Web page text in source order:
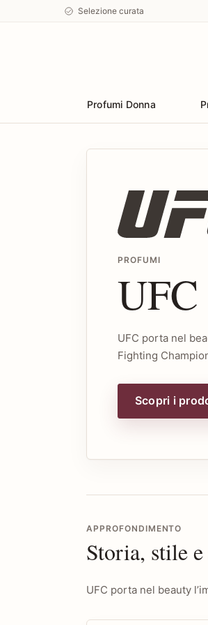
Selezione curata
Profumi Donna
PROFUMI
UFC
UFC porta nel
Fighting
Scopri i
APPROFONDIMENTO
Storia, stile
UFC porta nel beauty